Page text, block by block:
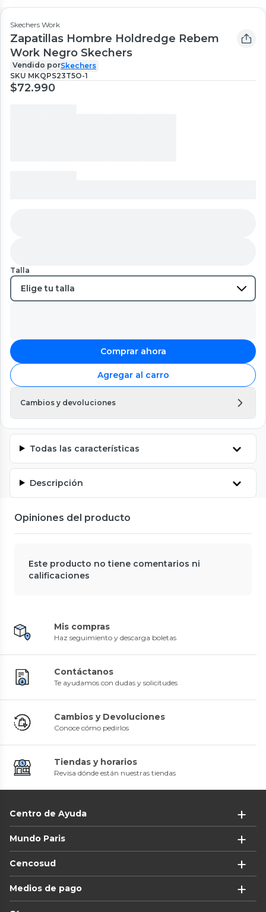
Skechers Work
Zapatillas Hombre Holdredge Rebem
Work Negro Skechers
Vendido porSkechers
SKU MKQPS23T5O-1
$72.990
Talla
Comprar ahora
Agregar al carro
Cambios y devoluciones
Todas las características
Descripción
Opiniones del producto
Este producto no tiene comentarios ni
calificaciones
Mis compras
Haz seguimiento y descarga boletas
Contáctanos
Te ayudamos con dudas y solicitudes
Cambios y Devoluciones
Conoce cómo pedirlos
Tiendas y horarios
Revisa dónde están nuestras tiendas
Centro de Ayuda
Mundo Paris
Cencosud
Medios de pago